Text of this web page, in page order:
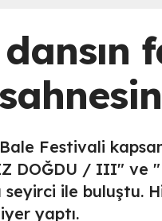
Festivali
DOĞDU / III" ve
ile buluştu.
yaptı.